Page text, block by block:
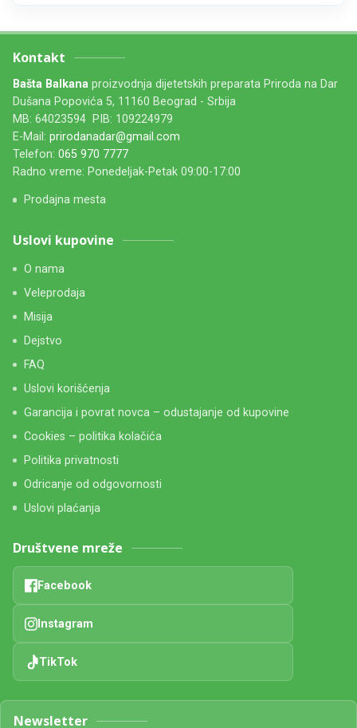
Kontakt
Bašta Balkana proizvodnja dijetetskih preparata Priroda na Dar
Dušana Popovića 5, 11160 Beograd - Srbija
MB: 64023594 PIB: 109224979
E-Mail: prirodanadar@gmail.com
Telefon: 065 970 7777
Radno vreme: Ponedeljak-Petak 09:00-17:00
Prodajna mesta
Uslovi kupovine
O nama
Veleprodaja
Misija
Dejstvo
FAQ
Uslovi korišćenja
Garancija i povrat novca – odustajanje od kupovine
Cookies – politika kolačića
Politika privatnosti
Odricanje od odgovornosti
Uslovi plaćanja
Društvene mreže
Facebook
Instagram
TikTok
Newsletter